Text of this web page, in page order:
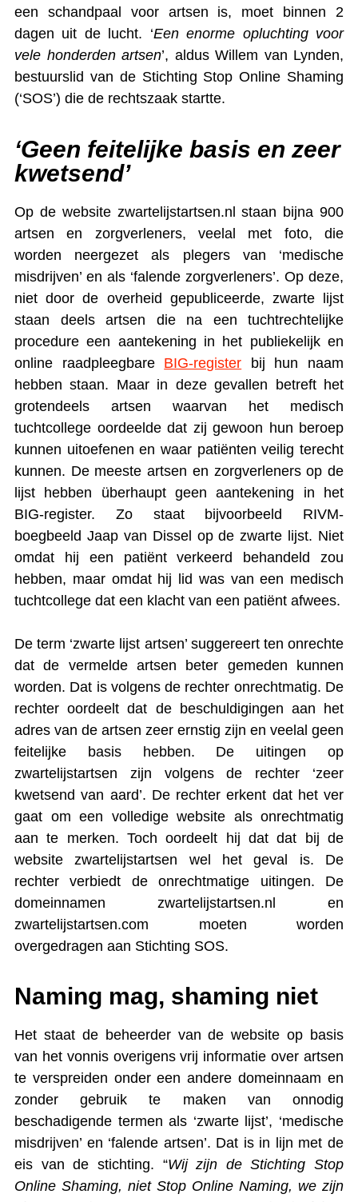
een schandpaal voor artsen is, moet binnen 2
dagen uit de lucht. ‘Een enorme opluchting voor
vele honderden artsen’, aldus Willem van Lynden,
bestuurslid van de Stichting Stop Online Shaming
(‘SOS’) die de rechtszaak startte.
‘Geen feitelijke basis en zeer
kwetsend’
Op de website zwartelijstartsen.nl staan bijna 900
artsen en zorgverleners, veelal met foto, die
worden neergezet als plegers van ‘medische
misdrijven’ en als ‘falende zorgverleners’. Op deze,
niet door de overheid gepubliceerde, zwarte lijst
staan deels artsen die na een tuchtrechtelijke
procedure een aantekening in het publiekelijk en
online raadpleegbare BIG-register bij hun naam
hebben staan. Maar in deze gevallen betreft het
grotendeels artsen waarvan het medisch
tuchtcollege oordeelde dat zij gewoon hun beroep
kunnen uitoefenen en waar patiënten veilig terecht
kunnen. De meeste artsen en zorgverleners op de
lijst hebben überhaupt geen aantekening in het
BIG-register. Zo staat bijvoorbeeld RIVM-
boegbeeld Jaap van Dissel op de zwarte lijst. Niet
omdat hij een patiënt verkeerd behandeld zou
hebben, maar omdat hij lid was van een medisch
tuchtcollege dat een klacht van een patiënt afwees.
De term ‘zwarte lijst artsen’ suggereert ten onrechte
dat de vermelde artsen beter gemeden kunnen
worden. Dat is volgens de rechter onrechtmatig. De
rechter oordeelt dat de beschuldigingen aan het
adres van de artsen zeer ernstig zijn en veelal geen
feitelijke basis hebben. De uitingen op
zwartelijstartsen zijn volgens de rechter ‘zeer
kwetsend van aard’. De rechter erkent dat het ver
gaat om een volledige website als onrechtmatig
aan te merken. Toch oordeelt hij dat dat bij de
website zwartelijstartsen wel het geval is. De
rechter verbiedt de onrechtmatige uitingen. De
domeinnamen zwartelijstartsen.nl en
zwartelijstartsen.com moeten worden
overgedragen aan Stichting SOS.
Naming mag, shaming niet
Het staat de beheerder van de website op basis
van het vonnis overigens vrij informatie over artsen
te verspreiden onder een andere domeinnaam en
zonder gebruik te maken van onnodig
beschadigende termen als ‘zwarte lijst’, ‘medische
misdrijven’ en ‘falende artsen’. Dat is in lijn met de
eis van de stichting. “Wij zijn de Stichting Stop
Online Shaming, niet Stop Online Naming, we zijn